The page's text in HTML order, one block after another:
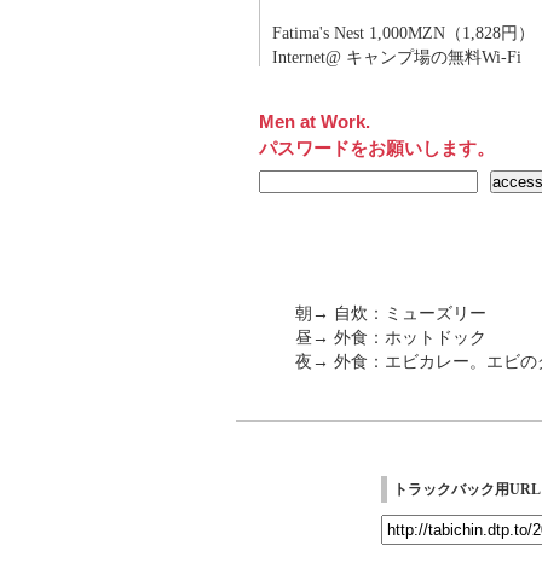
Fatima's Nest 1,000MZN（1,828円）
Internet@ キャンプ場の無料Wi-Fi
Men at Work.
パスワードをお願いします。
朝→ 自炊：ミューズリー
昼→ 外食：ホットドック
夜→ 外食：エビカレー。エビの
トラックバック用URL